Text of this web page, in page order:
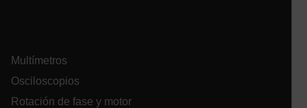
Multímetros
Osciloscopios
Rotación de fase y motor
necesarias.
Nombre